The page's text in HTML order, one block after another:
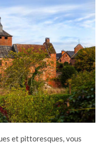
et pittoresques, vous